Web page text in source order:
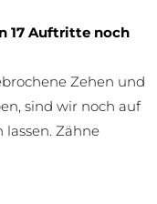
17 Auftritte noch
Zehen und
sind wir noch auf
lassen. Zähne